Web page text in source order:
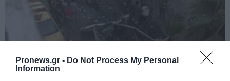
Pronews.gr - Do Not Process My Personal
Information